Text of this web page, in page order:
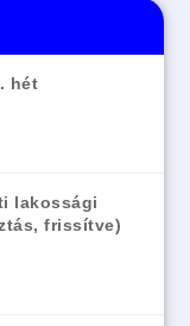
hét
lakossági
frissítve)